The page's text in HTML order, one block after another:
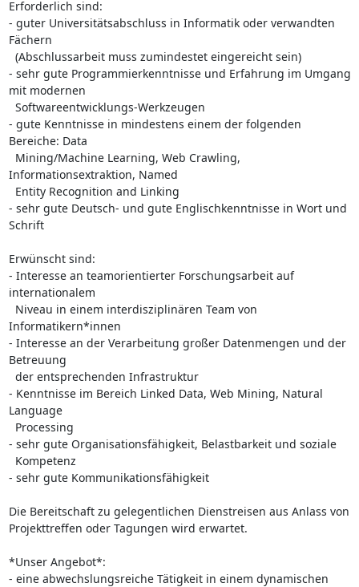
Erforderlich sind:
- guter Universitätsabschluss in Informatik oder verwandten
Fächern
- sehr gute Programmierkenntnisse und Erfahrung im Umgang
mit modernen
- gute Kenntnisse in mindestens einem der folgenden
Bereiche: Data
Informationsextraktion, Named
- sehr gute Deutsch- und gute Englischkenntnisse in Wort und
Schrift
Erwünscht sind:
- Interesse an teamorientierter Forschungsarbeit auf
internationalem
Informatikern*innen
- Interesse an der Verarbeitung großer Datenmengen und der
Betreuung
- Kenntnisse im Bereich Linked Data, Web Mining, Natural
Language
- sehr gute Organisationsfähigkeit, Belastbarkeit und soziale
- sehr gute Kommunikationsfähigkeit
Die Bereitschaft zu gelegentlichen Dienstreisen aus Anlass von
Projekttreffen oder Tagungen wird erwartet.
*Unser Angebot*:
- eine abwechslungsreiche Tätigkeit in einem dynamischen